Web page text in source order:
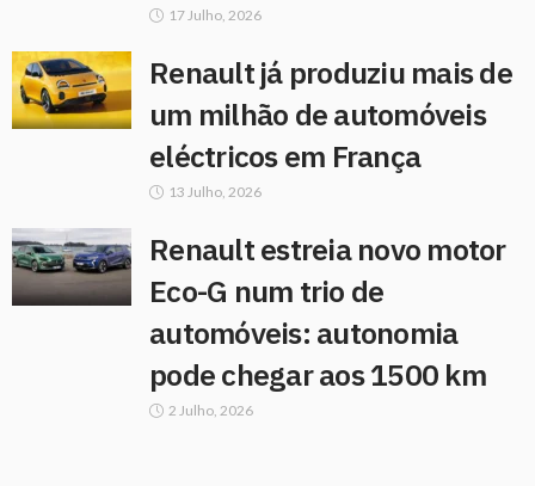
17 Julho, 2026
Renault já produziu mais de
um milhão de automóveis
eléctricos em França
13 Julho, 2026
Renault estreia novo motor
Eco-G num trio de
automóveis: autonomia
pode chegar aos 1500 km
2 Julho, 2026